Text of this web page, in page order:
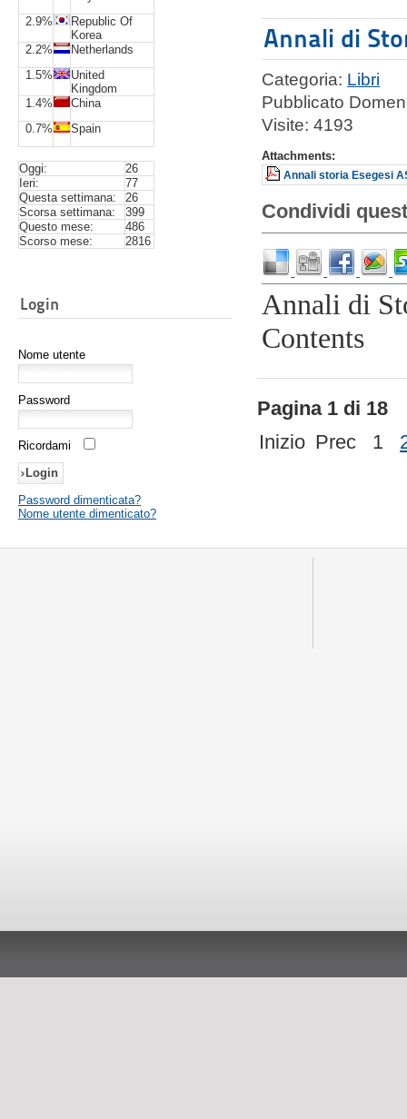
2.9%
Republic Of
Korea
2.2%
Netherlands
1.5%
United
Kingdom
1.4%
China
0.7%
Spain
Oggi:
26
Ieri:
77
Questa settimana:
26
Scorsa settimana:
399
Questo mese:
486
Scorso mese:
2816
Login
Nome utente
Password
Ricordami
Password dimenticata?
Nome utente dimenticato?
Annali di
Categoria: Libri
Pubblicato
Visite: 4193
Attachments:
Annali storia Esegesi
Condividi
Annali di
Contents
Pagina 1 di 18
Inizio Prec 1